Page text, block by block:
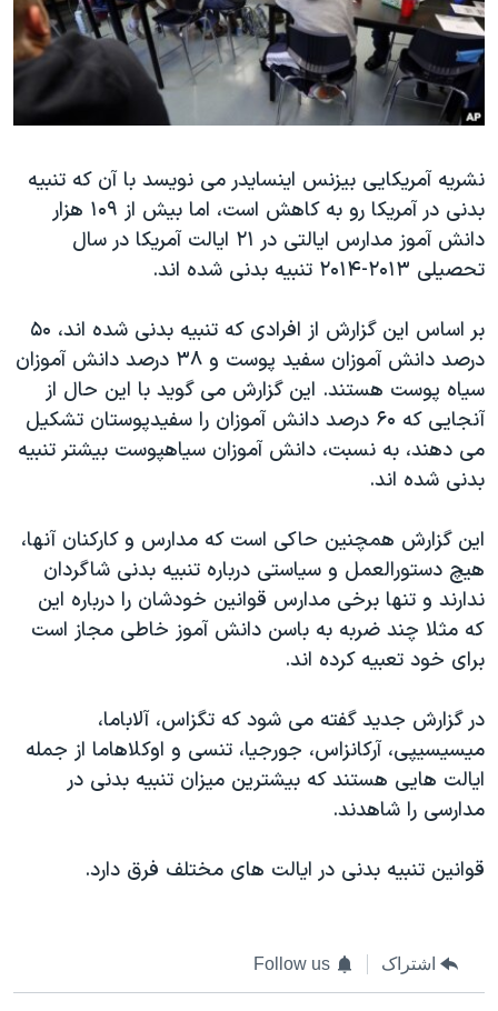
فرهنگ و زندگی
حقوق شهروندی
اقتصادی
اسرائیل در جنگ
گالری عکس
آرشیو پخش زنده
مستندها
انتخابات ریاست جمهوری آمریکا ۲۰۲۴
حمله جمهوری اسلامی به اسرائیل
ورزش زنان در ایران
اعتراضات زن، زندگی، آزادی
مجموعه مستندهای دادخواهی
دادگاه حمید نوری
چهل سال گروگان‌گیری
قانون شفافیت دارائی کادر رهبری ایران
اعتراضات مردمی آبان ۹۸
نرگس محمدی برنده جایزه نوبل صلح
همایش محافظه‌کاران آمریکا «سی‌پک»
صفحه‌های ویژه
سفر پرزیدنت ترامپ به چین
دنبال کنید
زبانهای مختلف
نشریه آمریکایی بیزنس اینسایدر می نویسد با آن که تنبیه
بدنی در آمریکا رو به کاهش است، اما بیش از ۱۰۹ هزار
دانش آموز مدارس ایالتی در ۲۱ ایالت آمریکا در سال
تحصیلی ۲۰۱۳-۲۰۱۴ تنبیه بدنی شده اند.
بر اساس این گزارش از افرادی که تنبیه بدنی شده اند، ۵۰
درصد دانش آموزان سفید پوست و ۳۸ درصد دانش آموزان
سیاه پوست هستند. این گزارش می گوید با این حال از
آنجایی که ۶۰ درصد دانش آموزان را سفیدپوستان تشکیل
می دهند، به نسبت، دانش آموزان سیاهپوست بیشتر تنبیه
بدنی شده اند.
این گزارش همچنین حاکی است که مدارس و کارکنان آنها،
هیچ دستورالعمل و سیاستی درباره تنبیه بدنی شاگردان
ندارند و تنها برخی مدارس قوانین خودشان را درباره این
که مثلا چند ضربه به باسن دانش آموز خاطی مجاز است
برای خود تعبیه کرده اند.
در گزارش جدید گفته می شود که تگزاس، آلاباما،
میسیسیپی، آرکانزاس، جورجیا، تنسی و اوکلاهاما از جمله
ایالت هایی هستند که بیشترین میزان تنبیه بدنی در
مدارسی را شاهدند.
قوانین تنبیه بدنی در ایالت های مختلف فرق دارد.
اشتراک Follow us